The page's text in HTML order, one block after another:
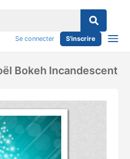
Se connecter S'inscrire
Bokeh Incandescent